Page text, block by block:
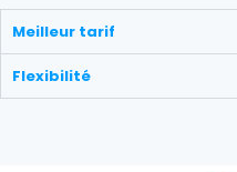
Meilleur tarif
Flexibilité